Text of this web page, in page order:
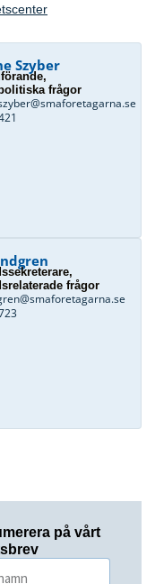
Szyber
frågor
frågor
på vårt